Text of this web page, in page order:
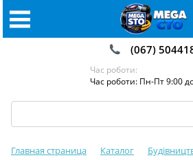
(067)
Час роботи:
Час роботи: Пн-Пт 9:00
Главная страница Каталог